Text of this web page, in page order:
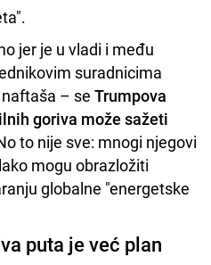
jer je u vladi i među
suradnicima
– se Trumpova
goriva može sažeti
to nije sve: mnogi njegovi
mogu obrazložiti
globalne "energetske
puta je već plan